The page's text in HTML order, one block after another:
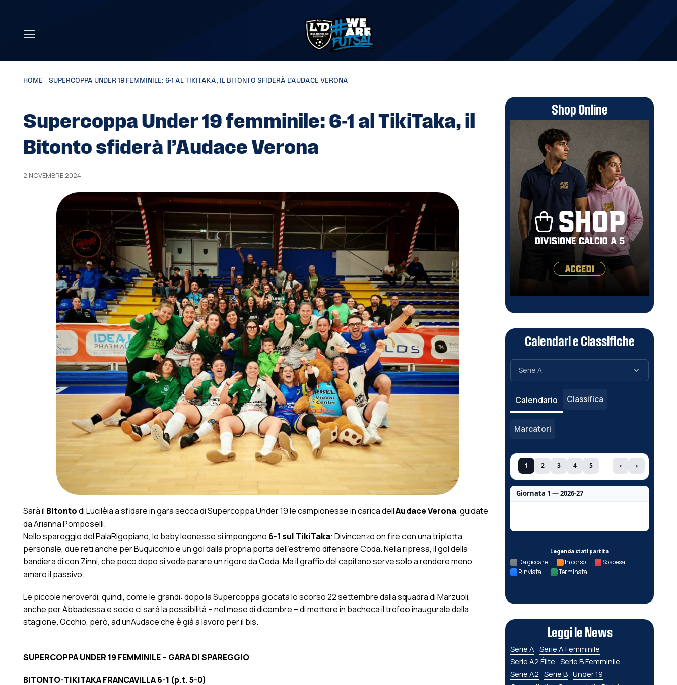
HOME SUPERCOPPA UNDER 19 FEMMINILE: 6-1 AL TIKITAKA, IL BITONTO SFIDERÀ L’AUDACE VERONA
Supercoppa Under 19 femminile: 6-1 al TikiTaka, il
Bitonto sfiderà l’Audace Verona
2 NOVEMBRE 2024
Sarà il Bitontodi Lucilèia a sfidare in gara secca di Supercoppa Under 19 le campionesse in carica dell’Audace Verona, guidate
da Arianna Pomposelli.
Nello spareggio del PalaRigopiano, le baby leonesse si impongono 6-1sul TikiTaka: Divincenzo on fire con una tripletta
personale, due reti anche per Buquicchio e un gol dalla propria porta dell’estremo difensore Coda. Nella ripresa, il gol della
bandiera di con Zinni, che poco dopo si vede parare un rigore da Coda. Ma il graffio del capitano serve solo a rendere meno
amaro il passivo.
Le piccole neroverdi, quindi, come le grandi: dopo la Supercoppa giocata lo scorso 22 settembre dalla squadra di Marzuoli,
anche per Abbadessa e socie ci sarà la possibilità – nel mese di dicembre – di mettere in bacheca il trofeo inaugurale della
stagione. Occhio, però, ad un’Audace che è già a lavoro per il bis.
SUPERCOPPA UNDER 19 FEMMINILE – GARA DI SPAREGGIO
BITONTO-TIKITAKA FRANCAVILLA 6-1 (p.t. 5-0)
Shop Online
Calendari e Classifiche
Calendario Classifica
Marcatori
1 2 3 4 5 ‹ ›
Giornata 1 — 2026-27
Legenda stati partita
Da giocare In corso
Sospesa
Rinviata
Terminata
Leggi le News
Serie A Serie A Femminile
Serie A2 Élite Serie B Femminile
Serie A2 Serie B Under 19